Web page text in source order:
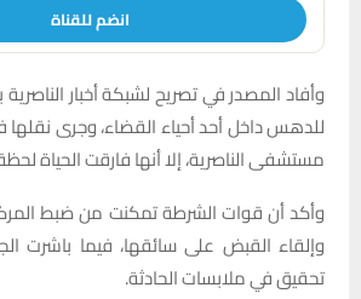
انضم للقناة
وأفاد المصدر في تصريح لشبكة أخبار
للدهس داخل أحد أحياء القضاء، وجرى نقلها
مستشفى الناصرية، إلا أنها فارقت الحياة
وأكد أن قوات الشرطة تمكنت من ضبط
وإلقاء القبض على سائقها، فيما باشرت
تحقيق في ملابسات الحادثة.